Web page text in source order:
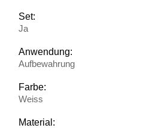
Set:
Ja
Anwendung:
Aufbewahrung
Farbe:
Weiss
Material: